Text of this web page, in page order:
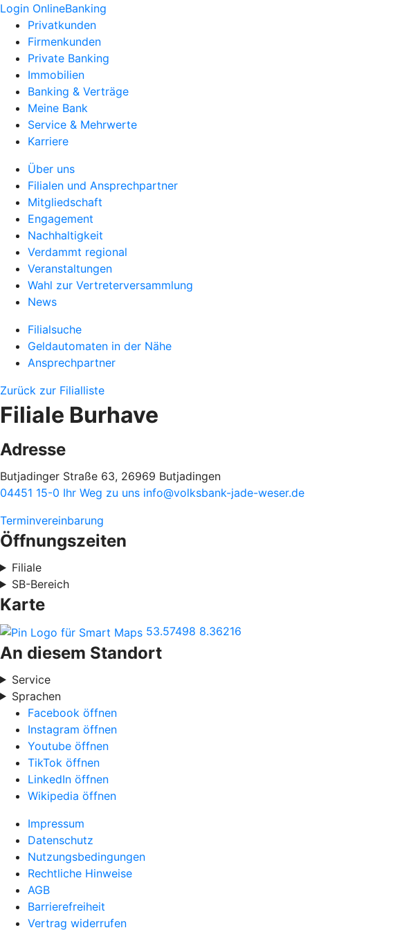
Login OnlineBanking
Privatkunden
Firmenkunden
Private Banking
Immobilien
Banking & Verträge
Meine Bank
Service & Mehrwerte
Karriere
Über uns
Filialen und Ansprechpartner
Mitgliedschaft
Engagement
Nachhaltigkeit
Verdammt regional
Veranstaltungen
Wahl zur Vertreterversammlung
News
Filialsuche
Geldautomaten in der Nähe
Ansprechpartner
Zurück zur Filialliste
Filiale Burhave
Adresse
Butjadinger Straße 63, 26969 Butjadingen
04451 15-0 Ihr Weg zu uns info@volksbank-jade-weser.de
Terminvereinbarung
Öffnungszeiten
Filiale
SB-Bereich
Karte
53.57498 8.36216
An diesem Standort
Service
Sprachen
Facebook öffnen
Instagram öffnen
Youtube öffnen
TikTok öffnen
LinkedIn öffnen
Wikipedia öffnen
Impressum
Datenschutz
Nutzungsbedingungen
Rechtliche Hinweise
AGB
Barrierefreiheit
Vertrag widerrufen